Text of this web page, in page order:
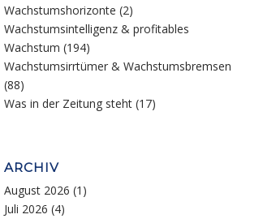
Wachstumshorizonte (2)
Wachstumsintelligenz & profitables
Wachstum (194)
Wachstumsirrtümer & Wachstumsbremsen
(88)
Was in der Zeitung steht (17)
ARCHIV
August 2026 (1)
Juli 2026 (4)